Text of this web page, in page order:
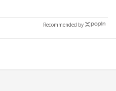
Recommended by